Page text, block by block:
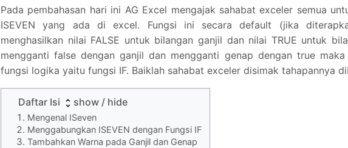
Pada pembahasan hari ini AG Excel mengajak sahabat exceler semua
ISEVEN yang ada di excel. Fungsi ini secara default (jika
menghasilkan nilai FALSE untuk bilangan ganjil dan nilai TRUE untuk
mengganti false dengan ganjil dan mengganti genap dengan true maka
fungsi logika yaitu fungsi IF. Baiklah sahabat exceler disimak tahapannya
Daftar Isi show / hide
Mengenal ISeven
Menggabungkan ISEVEN dengan Fungsi IF
Tambahkan Warna pada Ganjil dan Genap